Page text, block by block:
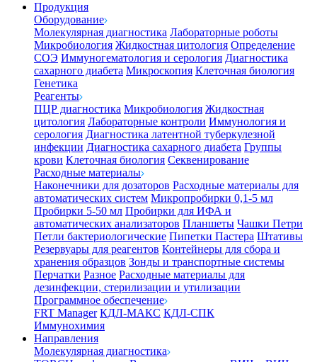
Продукция
Оборудование
Молекулярная диагностика Лабораторные роботы
Микробиология Жидкостная цитология Определение
СОЭ Иммуногематология и серология Диагностика
сахарного диабета Микроскопия Клеточная биология
Генетика
Реагенты
ПЦР диагностика Микробиология Жидкостная
цитология Лабораторные контроли Иммунология и
серология Диагностика латентной туберкулезной
инфекции Диагностика сахарного диабета Группы
крови Клеточная биология Секвенирование
Расходные материалы
Наконечники для дозаторов Расходные материалы для
автоматических систем Микропробирки 0,1-5 мл
Пробирки 5-50 мл Пробирки для ИФА и
автоматических анализаторов Планшеты Чашки Петри
Петли бактериологические Пипетки Пастера Штативы
Резервуары для реагентов Контейнеры для сбора и
хранения образцов Зонды и транспортные системы
Перчатки Разное Расходные материалы для
дезинфекции, стерилизации и утилизации
Программное обеспечение
FRT Manager КДЛ-МАКС КДЛ-СПК
Иммунохимия
Направления
Молекулярная диагностика